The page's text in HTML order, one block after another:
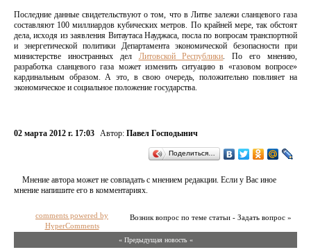
Последние данные свидетельствуют о том, что в Литве залежи сланцевого газа
составляют 100 миллиардов кубических метров. По крайней мере, так обстоят
дела, исходя из заявления Витаутаса Науджаса, посла по вопросам транспортной
и энергетической политики Департамента экономической безопасности при
министерстве иностранных дел Литовской Республики. По его мнению,
разработка сланцевого газа может изменить ситуацию в «газовом вопросе»
кардинальным образом. А это, в свою очередь, положительно повлияет на
экономическое и социальное положение государства.
02 марта 2012 г. 17:03 Автор: Павел Господынич
Поделиться…
Мнение автора может не совпадать с мнением редакции. Если у Вас иное
мнение напишите его в комментариях.
Возник вопрос по теме статьи - Задать вопрос »
comments powered by
HyperComments
« Предыдущая новость «